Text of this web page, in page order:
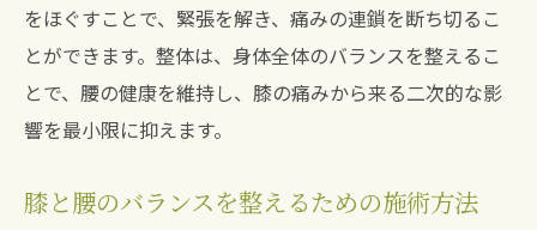
をほぐすことで、緊張を解き、痛みの連鎖を断ち切るこ
とができます。整体は、身体全体のバランスを整えるこ
とで、腰の健康を維持し、膝の痛みから来る二次的な影
響を最小限に抑えます。
膝と腰のバランスを整えるための施術方法